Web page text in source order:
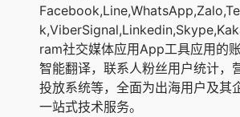
ram社交媒体应用App工具应用的
智能翻译，联系人粉丝用户统计，
投放系统等，全面为出海用户及其
一站式技术服务。